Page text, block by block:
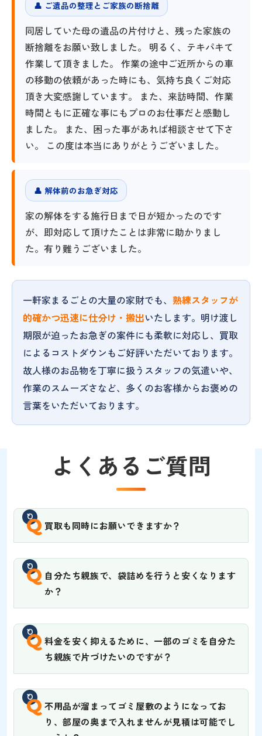
👤 ご遺品の整理とご家族の断捨離
同居していた母の遺品の片付けと、残った家族の
断捨離をお願い致しました。 明るく、テキパキて
作業して頂きました。 作業の途中ご近所からの車
の移動の依頼があった時にも、気持ち良くご対応
頂き大変感謝しています。 また、来訪時間、作業
時間ともに正確な事にもプロのお仕事だと感動し
ました。 また、困った事があれば相談させて下さ
い。 この度は本当にありがとうございました。
👤 解体前のお急ぎ対応
家の解体をする施行日まで日が短かったのです
が、即対応して頂けたことは非常に助かりまし
た。有り難うございました。
一軒家まるごとの大量の家財でも、 熟練スタッフが
的確かつ迅速に仕分け・搬出いたします。明け渡し
期限が迫ったお急ぎの案件にも柔軟に対応し、買取
によるコストダウンもご好評いただいております。
故人様のお品物を丁寧に扱うスタッフの気遣いや、
作業のスムーズさなど、多くのお客様からお褒めの
言葉をいただいております。
よくあるご質問
Q 買取も同時にお願いできますか？
Q 自分たち親族で、袋詰めを行うと安くなります
か？
Q 料金を安く抑えるために、一部のゴミを自分た
ち親族で片づけたいのですが？
Q 不用品が溜まってゴミ屋敷のようになってお
り、部屋の奥まで入れませんが見積は可能でし